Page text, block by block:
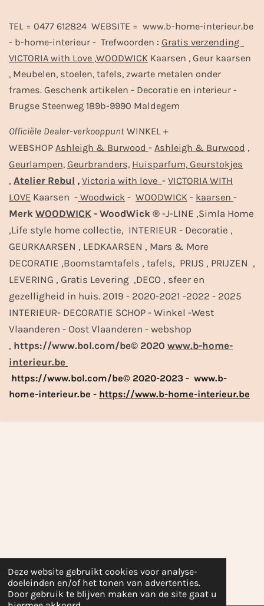
Deze website gebruikt cookies voor analyse-
doeleinden en/of het tonen van advertenties.
Door gebruik te blijven maken van de site gaat u
TEL = 0477 612824 WEBSITE = www.b-home-interieur.be
- b-home-interieur - Trefwoorden : Gratis verzending
VICTORIA with Love ,WOODWICK Kaarsen , Geur kaarsen
, Meubelen, stoelen, tafels, zwarte metalen onder
frames. Geschenk artikelen - Decoratie en interieur -
Brugse Steenweg 189b-9990 Maldegem
Officiële Dealer-verkooppunt WINKEL +
WEBSHOP Ashleigh & Burwood - Ashleigh & Burwood ,
Geurlampen, Geurbranders, Huisparfum, Geurstokjes
, Atelier Rebul , Victoria with love - VICTORIA WITH
LOVE Kaarsen - Woodwick - WOODWICK - kaarsen -
Merk WOODWICK - WoodWick ® -J-LINE ,Simla Home
,Life style home collectie, INTERIEUR - Decoratie ,
GEURKAARSEN , LEDKAARSEN , Mars & More
DECORATIE ,Boomstamtafels , tafels, PRIJS , PRIJZEN ,
LEVERING , Gratis Levering ,DECO , sfeer en
gezelligheid in huis. 2019 - 2020-2021 -2022 - 2025
INTERIEUR- DECORATIE SCHOP - Winkel -West
Vlaanderen - Oost Vlaanderen - webshop
, https://www.bol.com/be© 2020 www.b-home-
interieur.be
https://www.bol.com/be© 2020-2023 - www.b-
home-interieur.be - https://www.b-home-interieur.be